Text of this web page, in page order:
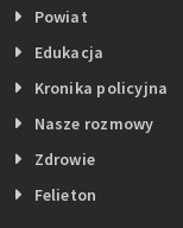
Powiat
Edukacja
Kronika policyjna
Nasze rozmowy
Zdrowie
Felieton